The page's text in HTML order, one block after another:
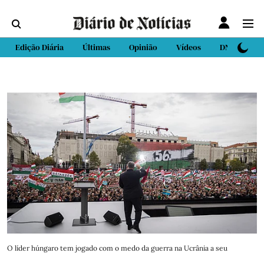
Edição Diária Últimas Opinião Vídeos DN Sport
O líder húngaro tem jogado com o medo da guerra na Ucrânia a seu